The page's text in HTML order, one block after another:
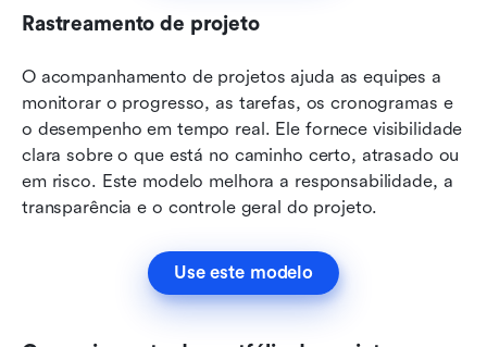
Rastreamento de projeto
O acompanhamento de projetos ajuda as equipes a
monitorar o progresso, as tarefas, os cronogramas e
o desempenho em tempo real. Ele fornece visibilidade
clara sobre o que está no caminho certo, atrasado ou
em risco. Este modelo melhora a responsabilidade, a
transparência e o controle geral do projeto.
Use este modelo